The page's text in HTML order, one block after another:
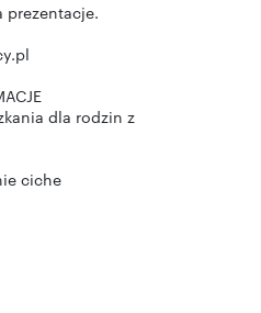
prezentacje.
dla rodzin z
ciche